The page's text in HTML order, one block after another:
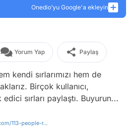
Onedio’yu Google'a ekleyin
Yorum Yap Paylaş
kendi sırlarımızı hem de
Birçok kullanıcı,
sırları paylaştı. Buyurun...
113-people-r...